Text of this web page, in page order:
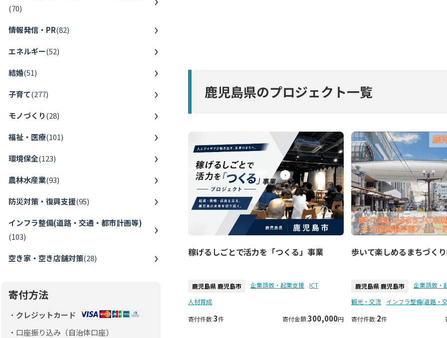
(70)
情報発信・PR(82)
エネルギー(52)
結婚(51)
子育て(277)
モノづくり(28)
福祉・医療(101)
環境保全(123)
農林水産業(93)
防災対策・復興支援(95)
インフラ整備(道路・交通・都市計画等)
(103)
空き家・空き店舗対策(28)
寄付方法
クレジットカード
口座振り込み（自治体口座）
鹿児島県のプロジェクト一覧
稼げるしごとで活力を「つくる」事業
鹿児島県 鹿児島市 企業誘致・起業支援 ICT
人材育成
寄付件数:3件 寄付金額:300,000円
歩いて楽しめるまちづく
鹿児島県 鹿児島市
企業誘致・
観光・交流
インフラ整備(道路・
寄付件数:2件